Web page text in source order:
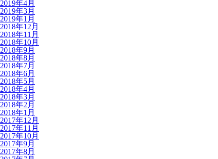
2019年4月
2019年3月
2019年1月
2018年12月
2018年11月
2018年10月
2018年9月
2018年8月
2018年7月
2018年6月
2018年5月
2018年4月
2018年3月
2018年2月
2018年1月
2017年12月
2017年11月
2017年10月
2017年9月
2017年8月